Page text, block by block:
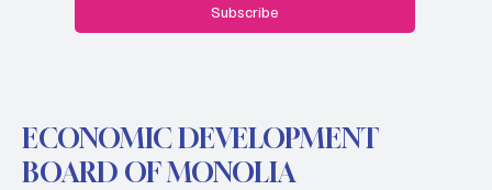
Subscribe
ECONOMIC DEVELOPMENT
BOARD OF MONOLIA